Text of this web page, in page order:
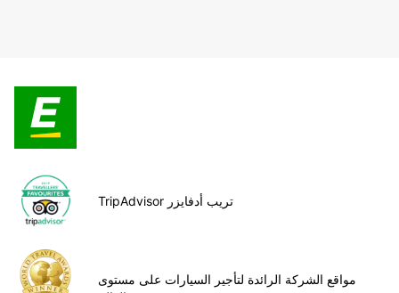
TripAdvisor تريب أدفايزر
مواقع الشركة الرائدة لتأجير السيارات على مستوى